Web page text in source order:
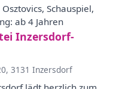
Schauspiel,
ab 4 Jahren
Inzersdorf-
3131 Inzersdorf